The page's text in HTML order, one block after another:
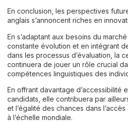
En conclusion, les perspectives
anglais s’annoncent riches en
En s’adaptant aux besoins du
constante évolution et en intégrant
dans les processus d’évaluation, la
continuera de jouer un rôle crucial
compétences linguistiques des
En offrant davantage d’accessibilité
candidats, elle contribuera par
et l’égalité des chances dans l’accès
à l’échelle mondiale.